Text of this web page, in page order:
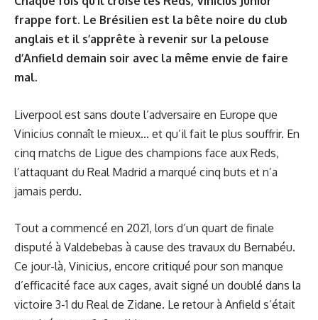
frappe fort. Le Brésilien est la bête noire du club
anglais et il s’apprête à revenir sur la pelouse
d’Anfield demain soir avec la même envie de faire
mal.
Liverpool est sans doute l’adversaire en Europe que
Vinicius connaît le mieux… et qu’il fait le plus souffrir. En
cinq matchs de Ligue des champions face aux Reds,
l’attaquant du Real Madrid a marqué cinq buts et n’a
jamais perdu.
Tout a commencé en 2021, lors d’un quart de finale
disputé à Valdebebas à cause des travaux du Bernabéu.
Ce jour-là, Vinicius, encore critiqué pour son manque
d’efficacité face aux cages, avait signé un doublé dans la
victoire 3-1 du Real de Zidane. Le retour à Anfield s’était